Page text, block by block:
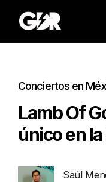
Conciertos en
Lamb Of
único en
Saúl